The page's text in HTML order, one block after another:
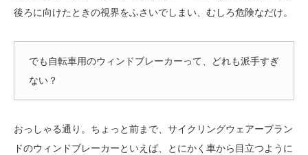
後ろに向けたときの視界をふさいでしまい、むしろ危険なだけ。
でも自転車用のウィンドブレーカーって、どれも派手すぎ
ない？
おっしゃる通り。ちょっと前まで、サイクリングウェアーブラン
ドのウィンドブレーカーといえば、とにかく車から目立つように